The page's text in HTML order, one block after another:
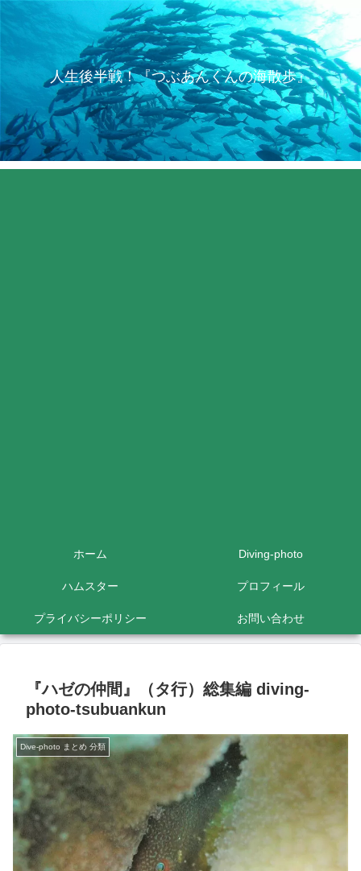
人生後半戦！『つぶあんくんの海散歩』
ホーム Diving-photo
ハムスター プロフィール
プライバシーポリシー お問い合わせ
『ハゼの仲間』（タ行）総集編 diving-
photo‐tsubuankun
Dive-photo まとめ 分類